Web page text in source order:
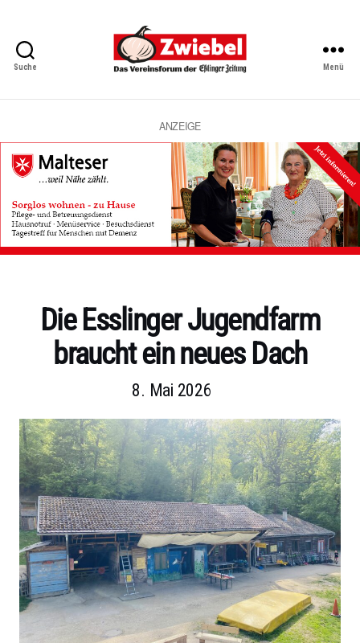
Suche
Vereinsforum
Eßlinger
Zeitung
Menü
ANZEIGE
KategorienDie Esslinger Jugendfarm
braucht ein neues Dach
8. Mai 2026